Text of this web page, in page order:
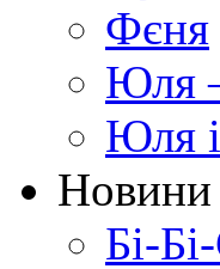
Фєня
Юля
Юля
Новини
Бі-